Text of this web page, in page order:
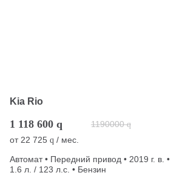
Kia Rio
1 118 600 q 1190000 q
от 22 725 q / мес.
Автомат • Передний привод • 2019 г. в.
1.6 л. / 123 л.с. • Бензин